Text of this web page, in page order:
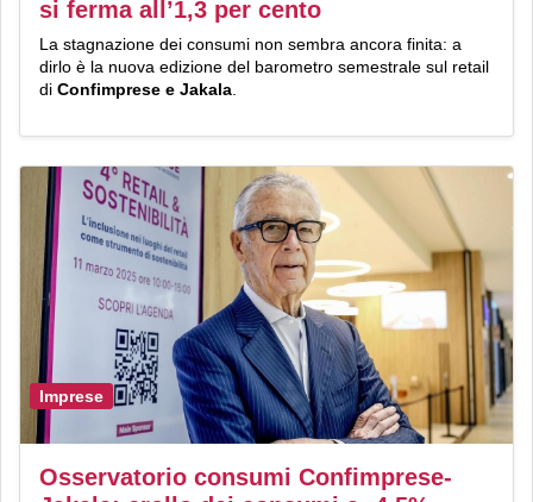
si ferma all’1,3 per cento
La stagnazione dei consumi non sembra ancora finita: a
dirlo è la nuova edizione del barometro semestrale sul retail
di Confimprese e Jakala
Imprese
Osservatorio consumi Confimprese-